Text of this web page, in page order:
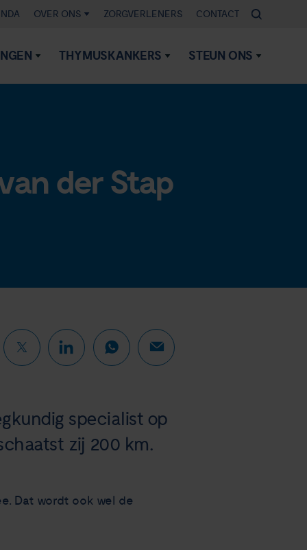
OVER ONS ZORGVERLENERS CONTACT
THYMUSKANKERS STEUN ONS
der Stap
specialist op
zij 200 km.
Dat wordt ook wel de